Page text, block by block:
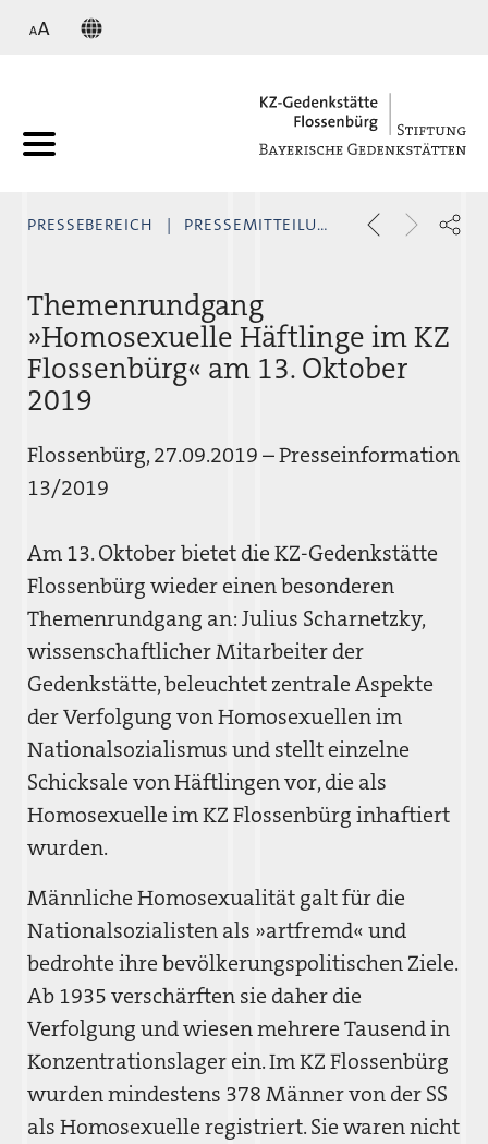
PRESSEBEREICH PRESSEMITTEILUNGEN
Themenrundgang
»Homosexuelle Häftlinge im KZ
Flossenbürg« am 13. Oktober
2019
Flossenbürg, 27.09.2019 – Presseinformation
13/2019
Am 13. Oktober bietet die KZ-Gedenkstätte
Flossenbürg wieder einen besonderen
Themenrundgang an: Julius Scharnetzky,
wissenschaftlicher Mitarbeiter der
Gedenkstätte, beleuchtet zentrale Aspekte
der Verfolgung von Homosexuellen im
Nationalsozialismus und stellt einzelne
Schicksale von Häftlingen vor, die als
Homosexuelle im KZ Flossenbürg inhaftiert
wurden.
Männliche Homosexualität galt für die
Nationalsozialisten als »artfremd« und
bedrohte ihre bevölkerungspolitischen Ziele.
Ab 1935 verschärften sie daher die
Verfolgung und wiesen mehrere Tausend in
Konzentrationslager ein. Im KZ Flossenbürg
wurden mindestens 378 Männer von der SS
als Homosexuelle registriert. Sie waren nicht